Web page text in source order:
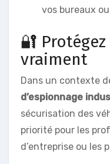
vos bureaux
🔐
vraiment
Dans un contexte
d’espionnage
sécurisation des
priorité pour les
d’entreprise ou les